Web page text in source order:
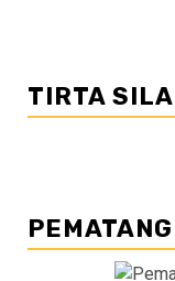
TIRTA